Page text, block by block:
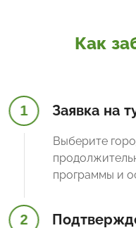
Как
1 Заявка на
Выберите
программы и
2